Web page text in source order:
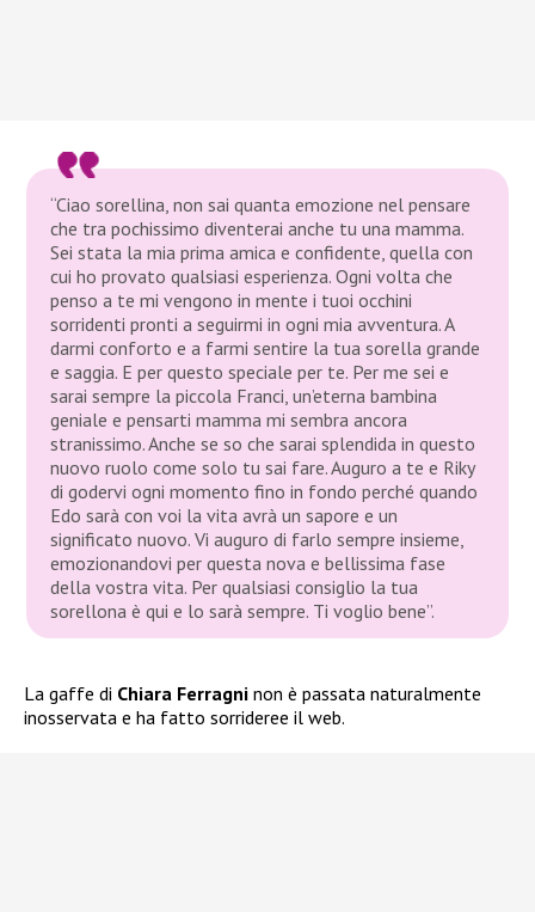
“Ciao sorellina, non sai quanta emozione nel pensare
che tra pochissimo diventerai anche tu una mamma.
Sei stata la mia prima amica e confidente, quella con
cui ho provato qualsiasi esperienza. Ogni volta che
penso a te mi vengono in mente i tuoi occhini
sorridenti pronti a seguirmi in ogni mia avventura. A
darmi conforto e a farmi sentire la tua sorella grande
e saggia. E per questo speciale per te. Per me sei e
sarai sempre la piccola Franci, un’eterna bambina
geniale e pensarti mamma mi sembra ancora
stranissimo. Anche se so che sarai splendida in questo
nuovo ruolo come solo tu sai fare. Auguro a te e Riky
di godervi ogni momento fino in fondo perché quando
Edo sarà con voi la vita avrà un sapore e un
significato nuovo. Vi auguro di farlo sempre insieme,
emozionandovi per questa nova e bellissima fase
della vostra vita. Per qualsiasi consiglio la tua
sorellona è qui e lo sarà sempre. Ti voglio bene”.
La gaffe di Chiara Ferragni non è passata naturalmente
inosservata e ha fatto sorrideree il web.